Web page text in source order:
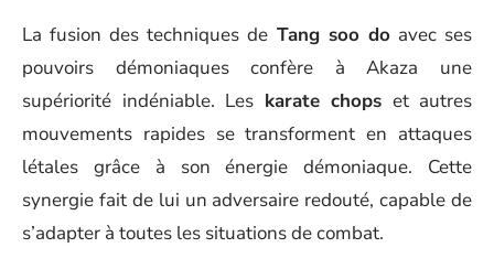
La fusion des techniques de Tang soo do avec ses
pouvoirs démoniaques confère à Akaza une
supériorité indéniable. Les karate chops et autres
mouvements rapides se transforment en attaques
létales grâce à son énergie démoniaque. Cette
synergie fait de lui un adversaire redouté, capable de
s’adapter à toutes les situations de combat.